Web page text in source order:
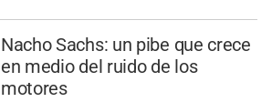
Nacho Sachs: un pibe que crece
en medio del ruido de los
motores